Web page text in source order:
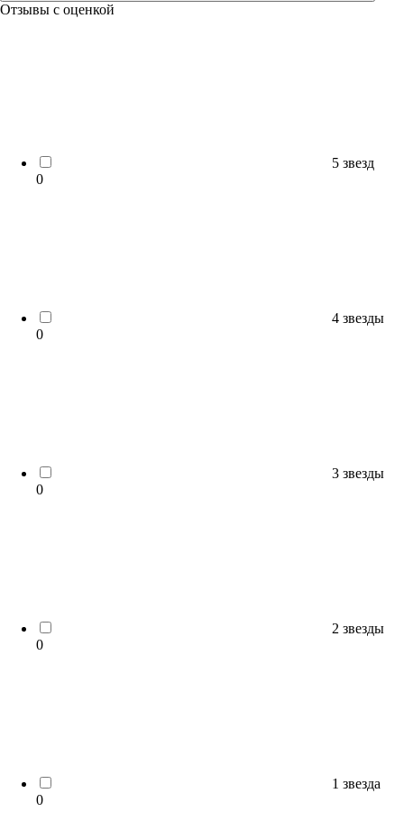
Отзывы с оценкой
5 звезд
0
4 звезды
0
3 звезды
0
2 звезды
0
1 звезда
0